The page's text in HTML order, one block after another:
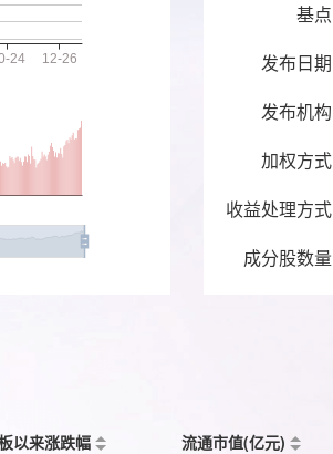
基点
发布日期
发布机构
加权方式
收益处理方式
成分股数量
以来涨跌幅 流通市值(亿元)